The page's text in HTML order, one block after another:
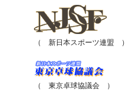
（ 新日本スポーツ連盟 ）
（ 東京卓球協議会 ）